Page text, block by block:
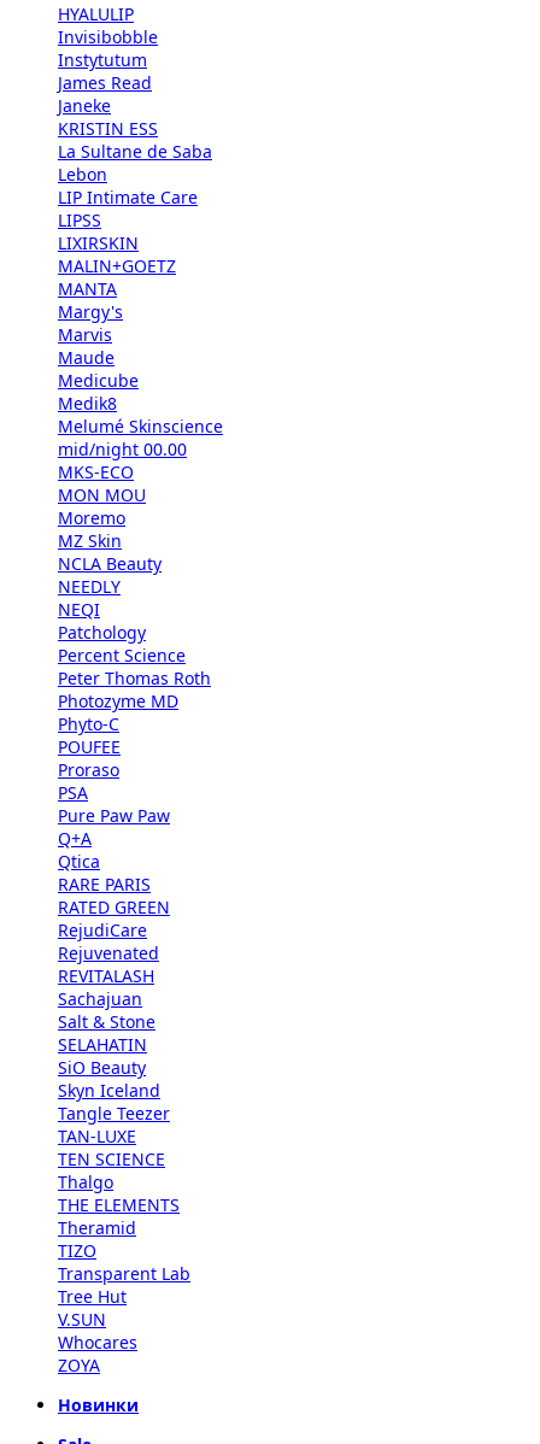
HYALULIP
Invisibobble
Instytutum
James Read
Janeke
KRISTIN ESS
La Sultane de Saba
Lebon
LIP Intimate Care
LIPSS
LIXIRSKIN
MALIN+GOETZ
MANTA
Margy's
Marvis
Maude
Medicube
Medik8
Melumé Skinscience
mid/night 00.00
MKS-ECO
MON MOU
Moremo
MZ Skin
NCLA Beauty
NEEDLY
NEQI
Patchology
Percent Science
Peter Thomas Roth
Photozyme MD
Phyto-C
POUFEE
Proraso
PSA
Pure Paw Paw
Q+A
Qtica
RARE PARIS
RATED GREEN
RejudiCare
Rejuvenated
REVITALASH
Sachajuan
Salt & Stone
SELAHATIN
SiO Beauty
Skyn Iceland
Tangle Teezer
TAN-LUXE
TEN SCIENCE
Thalgo
THE ELEMENTS
Theramid
TIZO
Transparent Lab
Tree Hut
V.SUN
Whocares
ZOYA
Новинки